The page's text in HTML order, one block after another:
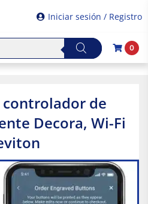
Iniciar sesión / Registro
0
de
Decora, Wi-Fi